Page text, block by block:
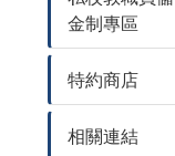
金制專區
特約商店
相關連結